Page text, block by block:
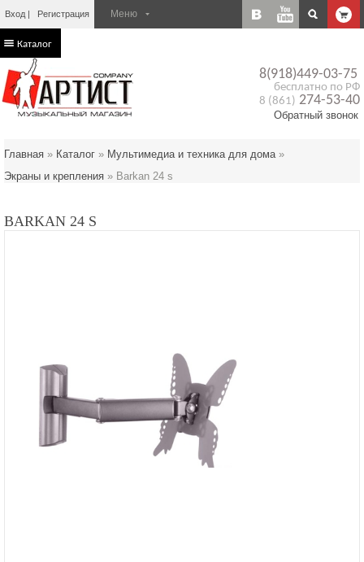
Вход Регистрация
8(918)449-03-75
бесплатно по РФ
8 (861) 274-53-40
Обратный звонок
Каталог
Главная » Каталог » Мультимедиа и техника для дома»
Экраны и крепления » Barkan 24 s
BARKAN 24 S